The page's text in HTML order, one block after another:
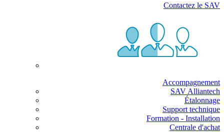
Contactez le SAV
Accompagnement
SAV Alliantech
Étalonnage
Support technique
Formation - Installation
Centrale d'achat